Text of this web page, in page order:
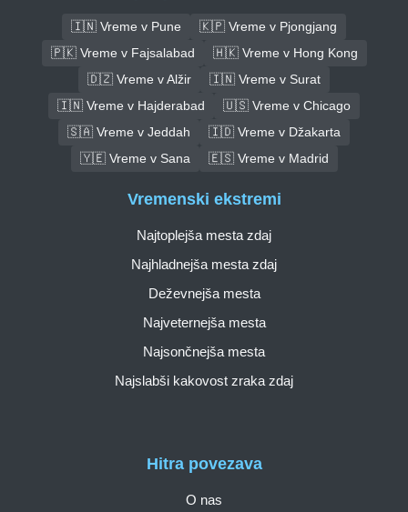
🇮🇳 Vreme v Pune
🇰🇵 Vreme v Pjongjang
🇵🇰 Vreme v Fajsalabad
🇭🇰 Vreme v Hong Kong
🇩🇿 Vreme v Alžir
🇮🇳 Vreme v Surat
🇮🇳 Vreme v Hajderabad
🇺🇸 Vreme v Chicago
🇸🇦 Vreme v Jeddah
🇮🇩 Vreme v Džakarta
🇾🇪 Vreme v Sana
🇪🇸 Vreme v Madrid
Hitra povezava
O nas
Vremenski ekstremi
Najtoplejša mesta zdaj
Najhladnejša mesta zdaj
Deževnejša mesta
Najveternejša mesta
Najsončnejša mesta
Najslabši kakovost zraka zdaj